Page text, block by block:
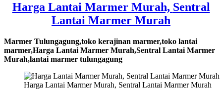
Harga Lantai Marmer Murah, Sentral
Lantai Marmer Murah
Marmer Tulungagung,toko kerajinan marmer,toko lantai
marmer,Harga Lantai Marmer Murah,Sentral Lantai Marmer
Murah,lantai marmer tulungagung
Harga Lantai Marmer Murah, Sentral Lantai Marmer Murah